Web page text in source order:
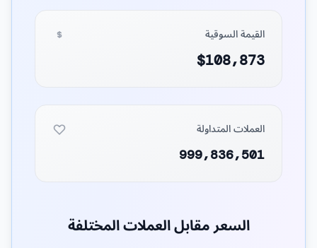
القيمة السوقية
$108,873
العملات المتداولة
999,836,501
السعر مقابل العملات المختلفة